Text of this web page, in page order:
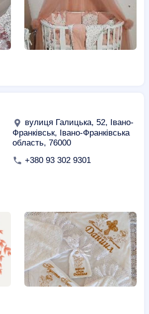
вулиця Галицька, 52, Івано-
Франківськ, Івано-Франківська
область, 76000
+380 93 302 9301